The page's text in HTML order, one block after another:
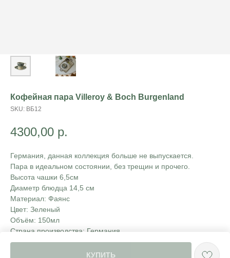
Кофейная пара Villeroy & Boch Burgenland
SKU: ВБ12
4300,00 р.
КУПИТЬ
Германия, данная коллекция больше не выпускается.
Пара в идеальном состоянии, без трещин и прочего.
Высота чашки 6,5см
Диаметр блюдца 14,5 см
Материал: Фаянс
Цвет: Зеленый
Объём: 150мл
Страна производства: Германия
Состояние: Как новое